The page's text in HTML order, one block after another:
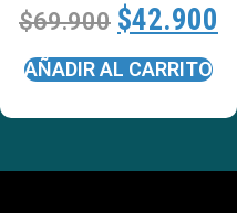
$69.900 $42.900
AÑADIR AL CARRITO